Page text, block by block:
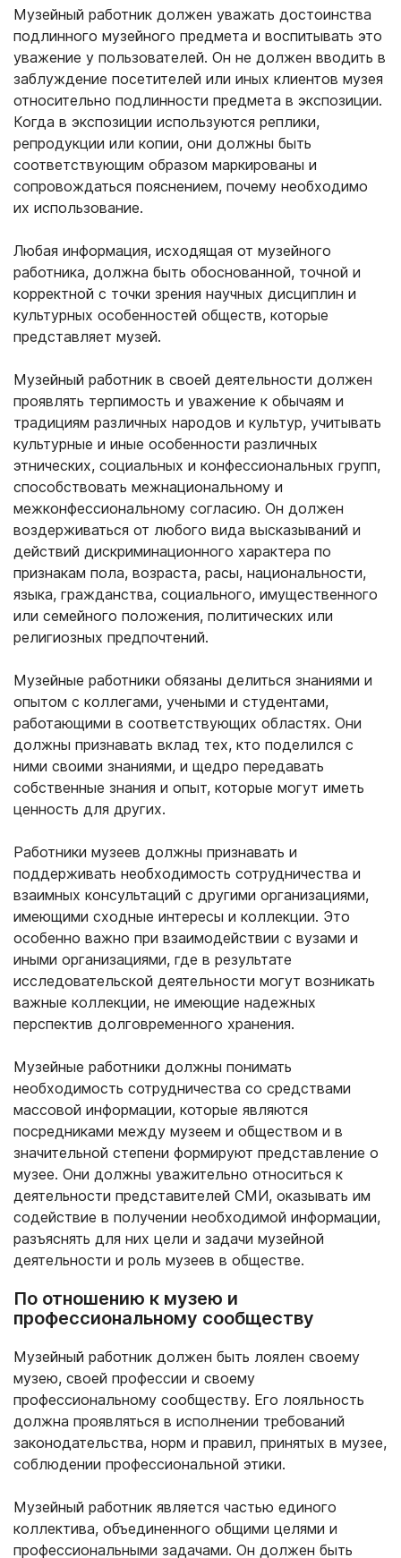
Музейный работник должен уважать достоинства
подлинного музейного предмета и воспитывать это
уважение у пользователей. Он не должен вводить в
заблуждение посетителей или иных клиентов музея
относительно подлинности предмета в экспозиции.
Когда в экспозиции используются реплики,
репродукции или копии, они должны быть
соответствующим образом маркированы и
сопровождаться пояснением, почему необходимо
их использование.
Любая информация, исходящая от музейного
работника, должна быть обоснованной, точной и
корректной с точки зрения научных дисциплин и
культурных особенностей обществ, которые
представляет музей.
Музейный работник в своей деятельности должен
проявлять терпимость и уважение к обычаям и
традициям различных народов и культур, учитывать
культурные и иные особенности различных
этнических, социальных и конфессиональных групп,
способствовать межнациональному и
межконфессиональному согласию. Он должен
воздерживаться от любого вида высказываний и
действий дискриминационного характера по
признакам пола, возраста, расы, национальности,
языка, гражданства, социального, имущественного
или семейного положения, политических или
религиозных предпочтений.
Музейные работники обязаны делиться знаниями и
опытом с коллегами, учеными и студентами,
работающими в соответствующих областях. Они
должны признавать вклад тех, кто поделился с
ними своими знаниями, и щедро передавать
собственные знания и опыт, которые могут иметь
ценность для других.
Работники музеев должны признавать и
поддерживать необходимость сотрудничества и
взаимных консультаций с другими организациями,
имеющими сходные интересы и коллекции. Это
особенно важно при взаимодействии с вузами и
иными организациями, где в результате
исследовательской деятельности могут возникать
важные коллекции, не имеющие надежных
перспектив долговременного хранения.
Музейные работники должны понимать
необходимость сотрудничества со средствами
массовой информации, которые являются
посредниками между музеем и обществом и в
значительной степени формируют представление о
музее. Они должны уважительно относиться к
деятельности представителей СМИ, оказывать им
содействие в получении необходимой информации,
разъяснять для них цели и задачи музейной
деятельности и роль музеев в обществе.
По отношению к музею и
профессиональному сообществу
Музейный работник должен быть лоялен своему
музею, своей профессии и своему
профессиональному сообществу. Его лояльность
должна проявляться в исполнении требований
законодательства, норм и правил, принятых в музее,
соблюдении профессиональной этики.
Музейный работник является частью единого
коллектива, объединенного общими целями и
профессиональными задачами. Он должен быть